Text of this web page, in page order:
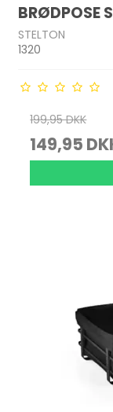
BRØDPOSE
STELTON
1320
199,95 DKK
149,95